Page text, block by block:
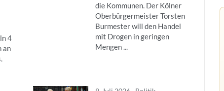
4
an
die Kommunen. Der Kölner
Oberbürgermeister Torsten
Burmester will den Handel
mit Drogen in geringen
Mengen ...